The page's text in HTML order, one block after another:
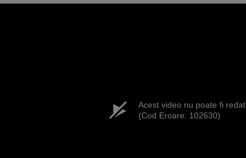
Acest video nu poate fi redat.
(Cod Eroare: 102630)